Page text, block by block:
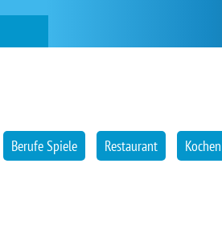
Berufe Spiele Restaurant Kochen